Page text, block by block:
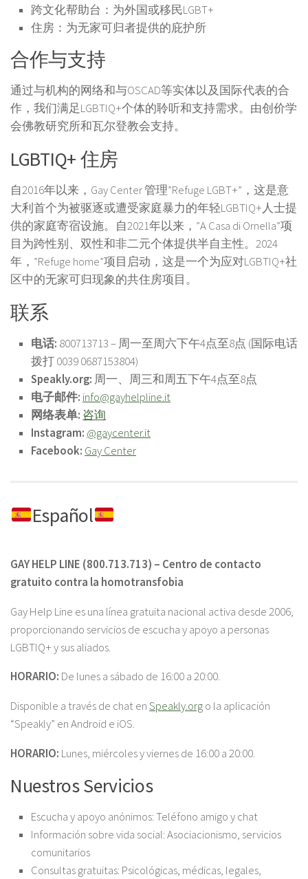
跨文化帮助台：为外国或移民LGBT+
住房：为无家可归者提供的庇护所
合作与支持
通过与机构的网络和与OSCAD等实体以及国际代表的合
作，我们满足LGBTIQ+个体的聆听和支持需求。由创价学
会佛教研究所和瓦尔登教会支持。
LGBTIQ+ 住房
自2016年以来，Gay Center 管理”Refuge LGBT+”，这是意
大利首个为被驱逐或遭受家庭暴力的年轻LGBTIQ+人士提
供的家庭寄宿设施。自2021年以来，”A Casa di Ornella”项
目为跨性别、双性和非二元个体提供半自主性。2024
年，”Refuge home”项目启动，这是一个为应对LGBTIQ+社
区中的无家可归现象的共住房项目。
联系
电话: 800713713 – 周一至周六下午4点至8点 (国际电话
拨打 0039 0687153804)
Speakly.org: 周一、周三和周五下午4点至8点
电子邮件: info@gayhelpline.it
网络表单: 咨询
Instagram: @gaycenter.it
Facebook: Gay Center
Español
GAY HELP LINE (800.713.713) – Centro de contacto
gratuito contra la homotransfobia
Gay Help Line es una línea gratuita nacional activa desde 2006,
proporcionando servicios de escucha y apoyo a personas
LGBTIQ+ y sus aliados.
HORARIO: De lunes a sábado de 16:00 a 20:00.
Disponible a través de chat enSpeakly.orgo la aplicación
“Speakly” en Android e iOS.
HORARIO: Lunes, miércoles y viernes de 16:00 a 20:00.
Nuestros Servicios
Escucha y apoyo anónimos: Teléfono amigo y chat
Información sobre vida social: Asociacionismo, servicios
comunitarios
Consultas gratuitas: Psicológicas, médicas, legales,